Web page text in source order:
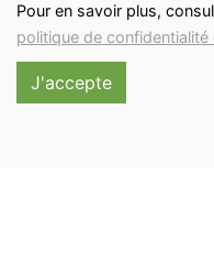
Pour en savoir plus,
politique de
J'accepte
Dimanche09:30-